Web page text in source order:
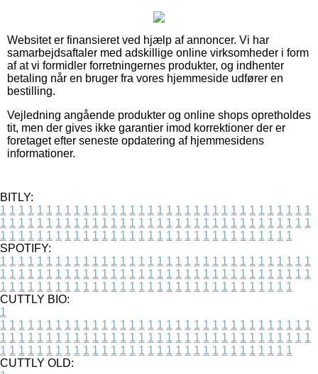
Websitet er finansieret ved hjælp af annoncer. Vi har
samarbejdsaftaler med adskillige online virksomheder i form
af at vi formidler forretningernes produkter, og indhenter
betaling når en bruger fra vores hjemmeside udfører en
bestilling.
Vejledning angående produkter og online shops opretholdes
tit, men der gives ikke garantier imod korrektioner der er
foretaget efter seneste opdatering af hjemmesidens
informationer.
BITLY:
1 1 1 1 1 1 1 1 1 1 1 1 1 1 1 1 1 1 1 1 1 1 1 1 1 1 1 1 1 1 1 1 1 1
1 1 1 1 1 1 1 1 1 1 1 1 1 1 1 1 1 1 1 1 1 1 1 1 1 1 1 1 1 1 1 1 1 1
1 1 1 1 1 1 1 1 1 1 1 1 1 1 1 1 1 1 1 1 1 1 1 1 1 1 1 1 1 1 1 1
SPOTIFY:
1 1 1 1 1 1 1 1 1 1 1 1 1 1 1 1 1 1 1 1 1 1 1 1 1 1 1 1 1 1 1 1 1 1
1 1 1 1 1 1 1 1 1 1 1 1 1 1 1 1 1 1 1 1 1 1 1 1 1 1 1 1 1 1 1 1 1 1
1 1 1 1 1 1 1 1 1 1 1 1 1 1 1 1 1 1 1 1 1 1 1 1 1 1 1 1 1 1 1 1
CUTTLY BIO:
1
1 1 1 1 1 1 1 1 1 1 1 1 1 1 1 1 1 1 1 1 1 1 1 1 1 1 1 1 1 1 1 1 1 1
1 1 1 1 1 1 1 1 1 1 1 1 1 1 1 1 1 1 1 1 1 1 1 1 1 1 1 1 1 1 1 1 1 1
1 1 1 1 1 1 1 1 1 1 1 1 1 1 1 1 1 1 1 1 1 1 1 1 1 1 1 1 1 1 1 1
CUTTLY OLD: